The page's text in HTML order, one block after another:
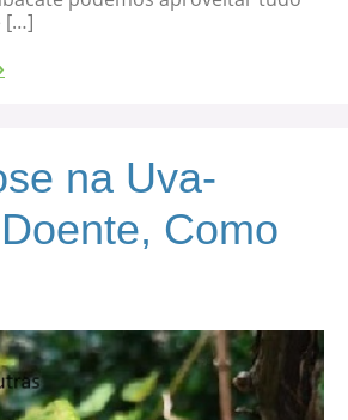
[…]
na Uva-
Como